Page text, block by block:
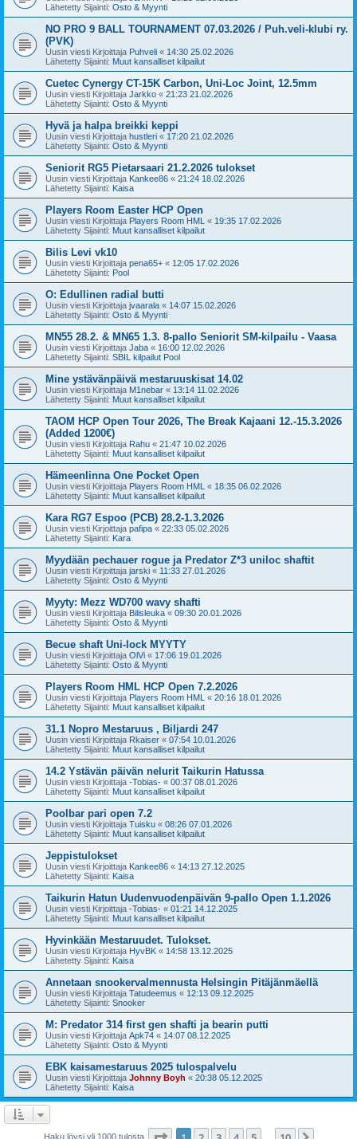
Lähetetty Sijainti: Osto & Myynti
NO PRO 9 BALL TOURNAMENT 07.03.2026 / Puh.veli-klubi ry.
(PVK)
Uusin viesti Kirjoittaja Puhveli « 14:30 25.02.2026
Lähetetty Sijainti: Muut kansalliset kilpailut
Cuetec Cynergy CT-15K Carbon, Uni-Loc Joint, 12.5mm
Uusin viesti Kirjoittaja Jarkko « 21:23 21.02.2026
Lähetetty Sijainti: Osto & Myynti
Hyvä ja halpa breikki keppi
Uusin viesti Kirjoittaja hustleri « 17:20 21.02.2026
Lähetetty Sijainti: Osto & Myynti
Seniorit RG5 Pietarsaari 21.2.2026 tulokset
Uusin viesti Kirjoittaja Kankee86 « 21:24 18.02.2026
Lähetetty Sijainti: Kaisa
Players Room Easter HCP Open
Uusin viesti Kirjoittaja Players Room HML « 19:35 17.02.2026
Lähetetty Sijainti: Muut kansalliset kilpailut
Bilis Levi vk10
Uusin viesti Kirjoittaja pena65+ « 12:05 17.02.2026
Lähetetty Sijainti: Pool
O: Edullinen radial butti
Uusin viesti Kirjoittaja jvaarala « 14:07 15.02.2026
Lähetetty Sijainti: Osto & Myynti
MN55 28.2. & MN65 1.3. 8-pallo Seniorit SM-kilpailu - Vaasa
Uusin viesti Kirjoittaja Jaba « 16:00 12.02.2026
Lähetetty Sijainti: SBIL kilpailut Pool
Mine ystävänpäivä mestaruuskisat 14.02
Uusin viesti Kirjoittaja M1nebar « 13:14 11.02.2026
Lähetetty Sijainti: Muut kansalliset kilpailut
TAOM HCP Open Tour 2026, The Break Kajaani 12.-15.3.2026
(Added 1200€)
Uusin viesti Kirjoittaja Rahu « 21:47 10.02.2026
Lähetetty Sijainti: Muut kansalliset kilpailut
Hämeenlinna One Pocket Open
Uusin viesti Kirjoittaja Players Room HML « 18:35 06.02.2026
Lähetetty Sijainti: Muut kansalliset kilpailut
Kara RG7 Espoo (PCB) 28.2-1.3.2026
Uusin viesti Kirjoittaja pafipa « 22:33 05.02.2026
Lähetetty Sijainti: Kara
Myydään pechauer rogue ja Predator Z*3 uniloc shaftit
Uusin viesti Kirjoittaja jarski « 11:33 27.01.2026
Lähetetty Sijainti: Osto & Myynti
Myyty: Mezz WD700 wavy shafti
Uusin viesti Kirjoittaja Bilisleuka « 09:30 20.01.2026
Lähetetty Sijainti: Osto & Myynti
Becue shaft Uni-lock MYYTY
Uusin viesti Kirjoittaja OlVi « 17:06 19.01.2026
Lähetetty Sijainti: Osto & Myynti
Players Room HML HCP Open 7.2.2026
Uusin viesti Kirjoittaja Players Room HML « 20:16 18.01.2026
Lähetetty Sijainti: Muut kansalliset kilpailut
31.1 Nopro Mestaruus , Biljardi 247
Uusin viesti Kirjoittaja Rkaiser « 07:54 10.01.2026
Lähetetty Sijainti: Muut kansalliset kilpailut
14.2 Ystävän päivän nelurit Taikurin Hatussa
Uusin viesti Kirjoittaja -Tobias- « 00:37 08.01.2026
Lähetetty Sijainti: Muut kansalliset kilpailut
Poolbar pari open 7.2
Uusin viesti Kirjoittaja Tuisku « 08:26 07.01.2026
Lähetetty Sijainti: Muut kansalliset kilpailut
Jeppistulokset
Uusin viesti Kirjoittaja Kankee86 « 14:13 27.12.2025
Lähetetty Sijainti: Kaisa
Taikurin Hatun Uudenvuodenpäivän 9-pallo Open 1.1.2026
Uusin viesti Kirjoittaja -Tobias- « 01:21 14.12.2025
Lähetetty Sijainti: Muut kansalliset kilpailut
Hyvinkään Mestaruudet. Tulokset.
Uusin viesti Kirjoittaja HyvBK « 14:58 13.12.2025
Lähetetty Sijainti: Kaisa
Annetaan snookervalmennusta Helsingin Pitäjänmäellä
Uusin viesti Kirjoittaja Tatudeemus « 12:13 09.12.2025
Lähetetty Sijainti: Snooker
M: Predator 314 first gen shafti ja bearin putti
Uusin viesti Kirjoittaja Apk74 « 14:07 08.12.2025
Lähetetty Sijainti: Osto & Myynti
EBK kaisamestaruus 2025 tulospalvelu
Uusin viesti Kirjoittaja Johnny Boyh « 20:38 05.12.2025
Lähetetty Sijainti: Kaisa
Haku löysi yli 1000 tulosta